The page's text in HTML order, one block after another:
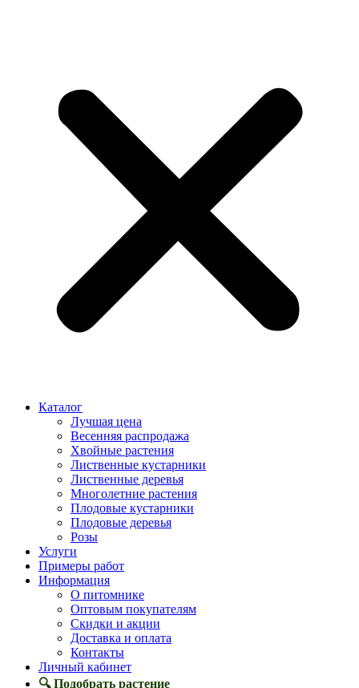
Каталог
Лучшая цена
Весенняя распродажа
Хвойные растения
Лиственные кустарники
Лиственные деревья
Многолетние растения
Плодовые кустарники
Плодовые деревья
Розы
Услуги
Примеры работ
Информация
О питомнике
Оптовым покупателям
Скидки и акции
Доставка и оплата
Контакты
Личный кабинет
🔍 Подобрать растение